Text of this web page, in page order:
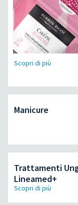
Scopri di più
Manicure
Trattamenti
Lineamed+
Scopri di più